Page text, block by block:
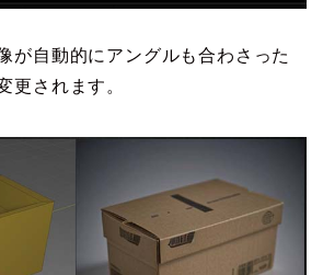
が自動的にアングルも合わさった
更されます。